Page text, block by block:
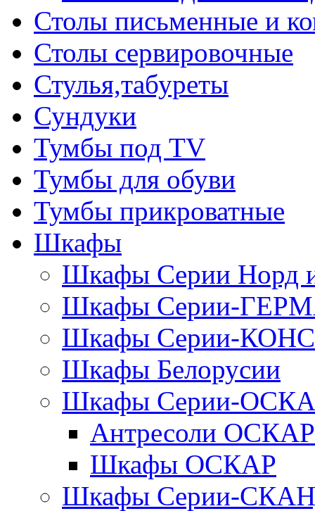
Столы письменные и
Столы сервировочные
Стулья,табуреты
Сундуки
Тумбы под TV
Тумбы для обуви
Тумбы прикроватные
Шкафы
Шкафы Серии
Шкафы Серии-
Шкафы Серии-
Шкафы Белорусии
Шкафы Серии-
Антресоли ОСКАР
Шкафы ОСКАР
Шкафы Серии-